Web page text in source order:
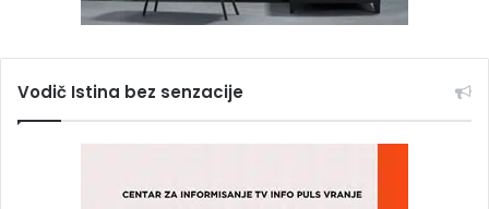
Vodič Istina bez senzacije